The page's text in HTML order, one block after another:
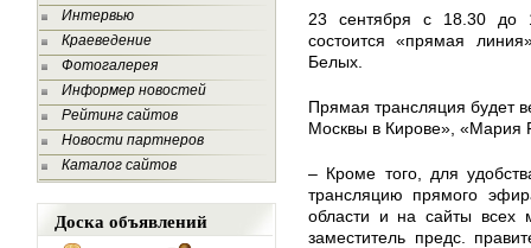
Интервью
Краеведение
Фотогалерея
Информер новостей
Рейтинг сайтов
Новости партнеров
Каталог сайтов
Доска объявлений
23 сентября с 18.30 до
состоится «прямая
Белых.
Прямая трансляция будет
Москвы в Кирове», «Мария
– Кроме того, для
трансляцию прямого
области и на сайты всех
заместитель предс.